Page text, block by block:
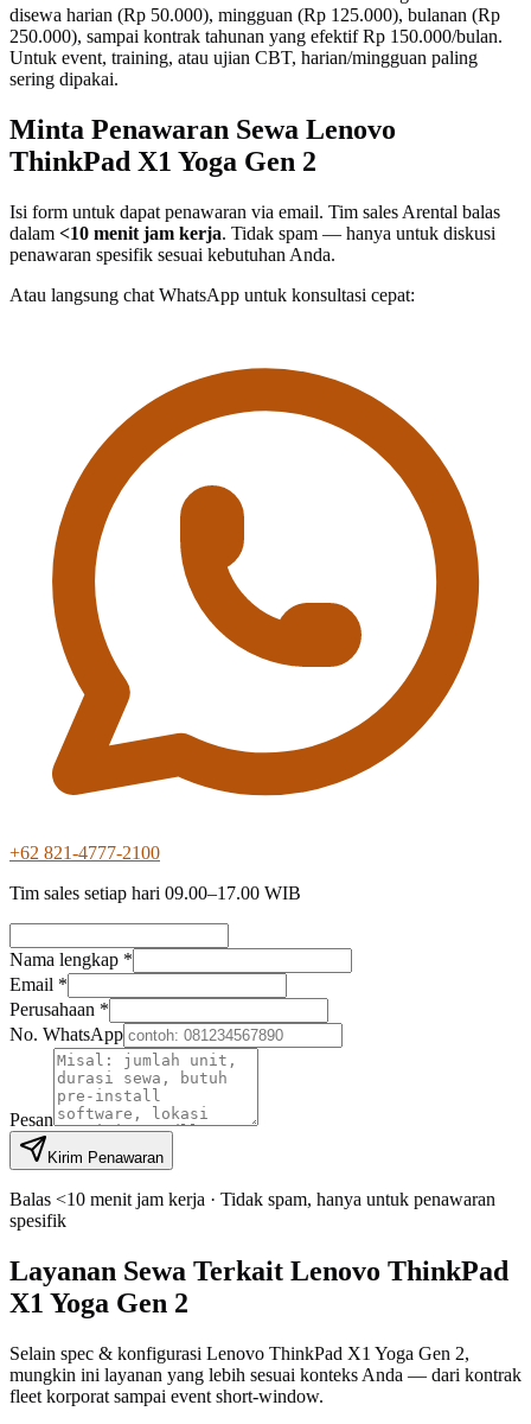
disewa harian (Rp 50.000), mingguan (Rp 125.000), bulanan (Rp
250.000), sampai kontrak tahunan yang efektif Rp 150.000/bulan.
Untuk event, training, atau ujian CBT, harian/mingguan paling
sering dipakai.
Minta Penawaran Sewa Lenovo
ThinkPad X1 Yoga Gen 2
Isi form untuk dapat penawaran via email. Tim sales Arental balas
dalam <10 menit jam kerja. Tidak spam — hanya untuk diskusi
penawaran spesifik sesuai kebutuhan Anda.
Atau langsung chat WhatsApp untuk konsultasi cepat:
+62 821-4777-2100
Tim sales setiap hari 09.00–17.00 WIB
Nama lengkap *
Email *
Perusahaan *
No. WhatsApp
Pesan
Kirim Penawaran
Balas <10 menit jam kerja · Tidak spam, hanya untuk penawaran
spesifik
Layanan Sewa Terkait Lenovo ThinkPad
X1 Yoga Gen 2
Selain spec & konfigurasi Lenovo ThinkPad X1 Yoga Gen 2,
mungkin ini layanan yang lebih sesuai konteks Anda — dari kontrak
fleet korporat sampai event short-window.